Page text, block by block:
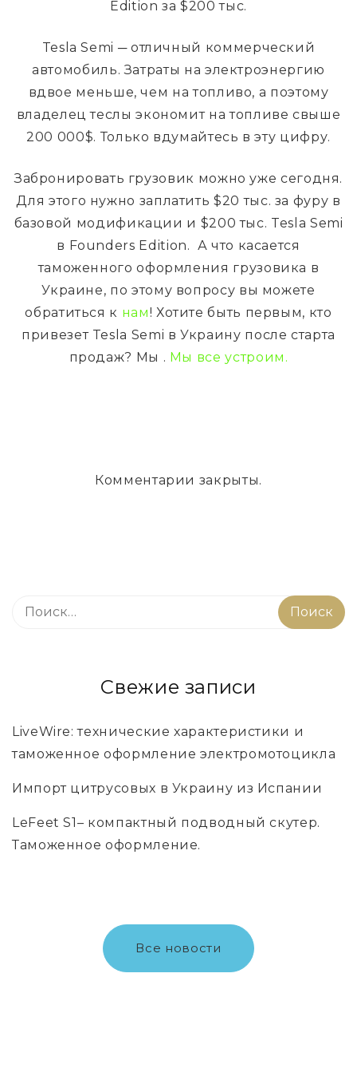
Edition за $200 тыс.
Tesla Semi ─ отличный коммерческий
автомобиль. Затраты на электроэнергию
вдвое меньше, чем на топливо, а поэтому
владелец теслы экономит на топливе свыше
200 000$. Только вдумайтесь в эту цифру.
Забронировать грузовик можно уже сегодня.
Для этого нужно заплатить $20 тыс. за фуру в
базовой модификации и $200 тыс. Tesla Semi
в Founders Edition. А что касается
таможенного оформления грузовика в
Украине, по этому вопросу вы можете
обратиться к нам! Хотите быть первым, кто
привезет Tesla Semi в Украину после старта
продаж? Мы . Мы все устроим.
Комментарии закрыты.
Свежие записи
LiveWire: технические характеристики и
таможенное оформление электромотоцикла
Импорт цитрусовых в Украину из Испании
LeFeet S1– компактный подводный скутер.
Таможенное оформление.
Все новости